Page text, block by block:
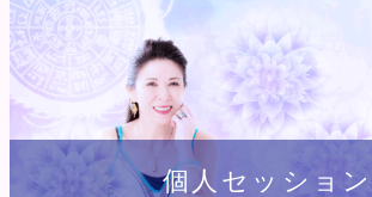
個人セッション